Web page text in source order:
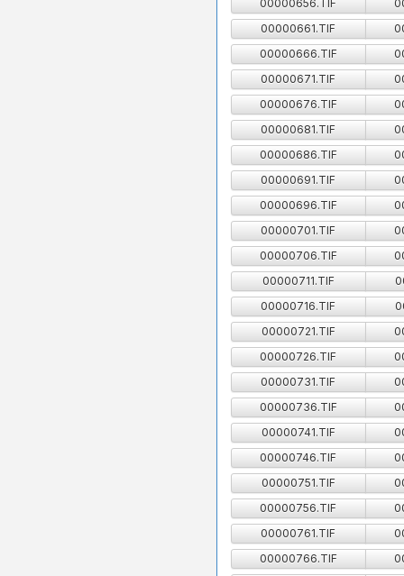
00000656.TIF
00000661.TIF
00000666.TIF
00000671.TIF
00000676.TIF
00000681.TIF
00000686.TIF
00000691.TIF
00000696.TIF
00000701.TIF
00000706.TIF
00000711.TIF
00000716.TIF
00000721.TIF
00000726.TIF
00000731.TIF
00000736.TIF
00000741.TIF
00000746.TIF
00000751.TIF
00000756.TIF
00000761.TIF
00000766.TIF